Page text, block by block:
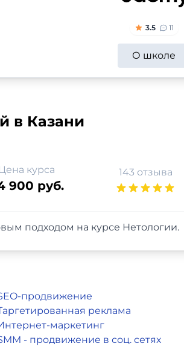
3.5 11
О школе
в Казани
Цена курса
900 руб.
143 отзыва
подходом на курсе Нетологии.
продвижение
реклама
маркетинг
- продвижение в соц. сетях